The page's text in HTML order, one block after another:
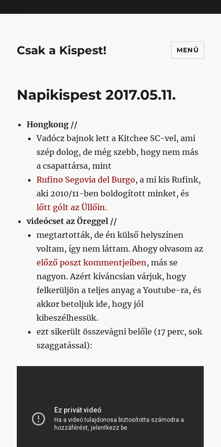
Csak a Kispest! MENÜ
Napikispest 2017.05.11.
Hongkong //
Vadócz bajnok lett a Kitchee SC-vel, ami
szép dolog, de még szebb, hogy nem más
a csapattársa, mint
Rufino Segovia del Burgo, a mi kis Rufink,
aki 2010/11-ben boldogított minket, és
lőtt gólt az Üllőin.
videócset az Öreggel //
megtartották, de én külső helyszínen
voltam, így nem láttam. Ahogy olvasom az
előző poszt kommentjeiben, más se
nagyon. Azért kíváncsian várjuk, hogy
felkerüljön a teljes anyag a Youtube-ra, és
akkor betoljuk ide, hogy jól
kibeszélhessük.
ezt sikerült összevágni belőle (17 perc, sok
szaggatással):